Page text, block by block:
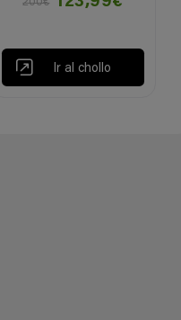
Ir al chollo